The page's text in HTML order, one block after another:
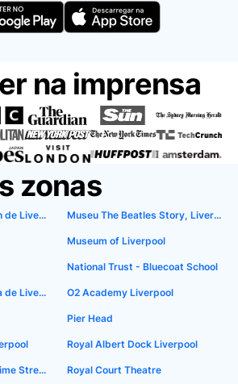
na imprensa
zonas
Aeroporto John Lennon de Liverpool
Catedral Metropolitana de Liverpool
Estação de Liverpool Lime Street
Museu The Beatles Story, Liverpool
Museum of Liverpool
National Trust - Bluecoat School
O2 Academy Liverpool
Pier Head
Royal Albert Dock Liverpool
Royal Court Theatre